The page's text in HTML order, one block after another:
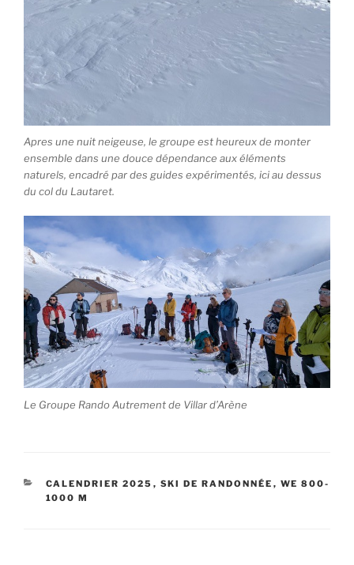
Apres une nuit neigeuse, le groupe est heureux de monter
ensemble dans une douce dépendance aux éléments
naturels, encadré par des guides expérimentés, ici au dessus
du col du Lautaret.
Le Groupe Rando Autrement de Villar d’Arène
CATÉGORIES
CALENDRIER 2025 , SKI DE RANDONNÉE , WE 800-
1000 M